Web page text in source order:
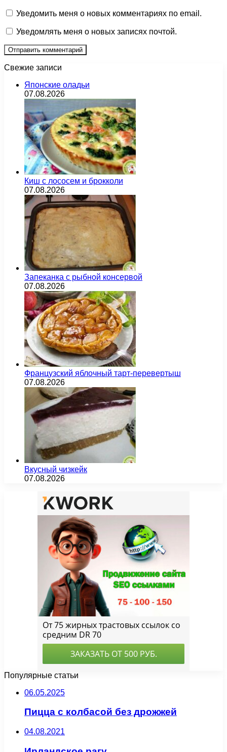
Уведомить меня о новых комментариях по email.
Уведомлять меня о новых записях почтой.
Свежие записи
Японские оладьи
07.08.2026
Киш с лососем и брокколи
07.08.2026
Запеканка с рыбной консервой
07.08.2026
Французский яблочный тарт-перевертыш
07.08.2026
Вкусный чизкейк
07.08.2026
Популярные статьи
06.05.2025
Пицца с колбасой без дрожжей
04.08.2021